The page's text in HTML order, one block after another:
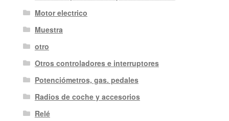
Motor electrico
Muestra
otro
Otros controladores e interruptores
Potenciómetros, gas. pedales
Radios de coche y accesorios
Relé